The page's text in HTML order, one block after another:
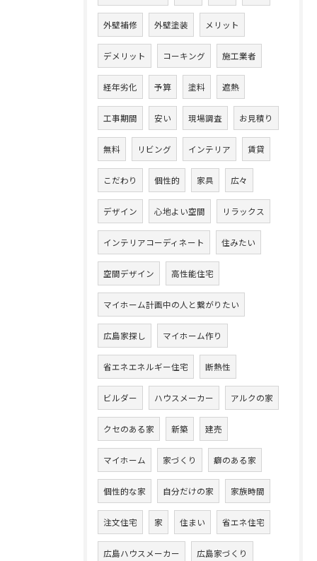
外壁補修 外壁塗装 メリット
デメリット コーキング 施工業者
経年劣化 予算 塗料 遮熱
工事期間 安い 現場調査 お見積り
無料 リビング インテリア 賃貸
こだわり 個性的 家具 広々
デザイン 心地よい空間 リラックス
インテリアコーディネート 住みたい
空間デザイン 高性能住宅
マイホーム計画中の人と繋がりたい
広島家探し マイホーム作り
省エネエネルギー住宅 断熱性
ビルダー ハウスメーカー アルクの家
クセのある家 新築 建売
マイホーム 家づくり 癖のある家
個性的な家 自分だけの家 家族時間
注文住宅 家 住まい 省エネ住宅
広島ハウスメーカー 広島家づくり